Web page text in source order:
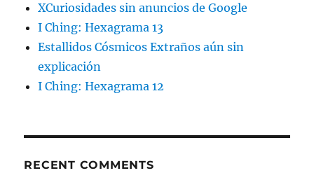
XCuriosidades sin anuncios de Google
I Ching: Hexagrama 13
Estallidos Cósmicos Extraños aún sin
explicación
I Ching: Hexagrama 12
RECENT COMMENTS